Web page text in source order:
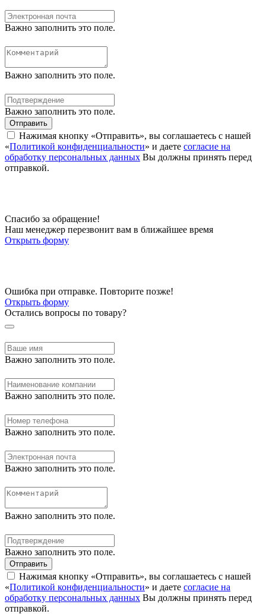
Важно заполнить это поле.
Важно заполнить это поле.
Важно заполнить это поле.
Отправить
Нажимая кнопку «Отправить», вы соглашаетесь с нашей
«Политикой конфиденциальности» и даете согласие на
обработку персональных данных Вы должны принять перед
отправкой.
Спасибо за обращение!
Наш менеджер перезвонит вам в ближайшее время
Открыть форму
Ошибка при отправке. Повторите позже!
Открыть форму
Остались вопросы по товару?
Важно заполнить это поле.
Важно заполнить это поле.
Важно заполнить это поле.
Важно заполнить это поле.
Важно заполнить это поле.
Важно заполнить это поле.
Отправить
Нажимая кнопку «Отправить», вы соглашаетесь с нашей
«Политикой конфиденциальности» и даете согласие на
обработку персональных данных Вы должны принять перед
отправкой.